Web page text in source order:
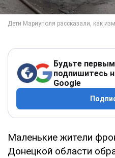
Будьте
подпишитесь
Google
Маленькие жители
Донецкой области